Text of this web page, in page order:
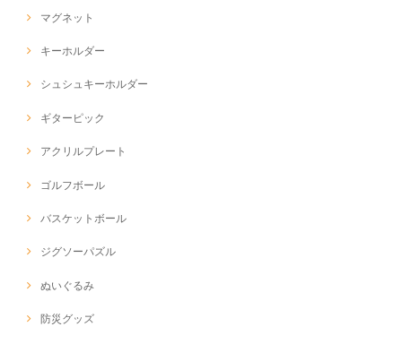
マグネット
キーホルダー
シュシュキーホルダー
ギターピック
アクリルプレート
ゴルフボール
バスケットボール
ジグソーパズル
ぬいぐるみ
防災グッズ